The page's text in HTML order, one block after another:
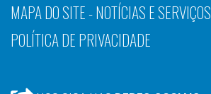
MAPA DO SITE - NOTÍCIAS E SERVIÇOS
POLÍTICA DE PRIVACIDADE